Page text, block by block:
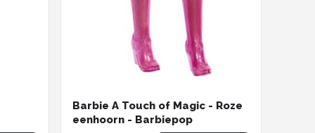
Barbie A Touch of Magic - Roze
eenhoorn - Barbiepop